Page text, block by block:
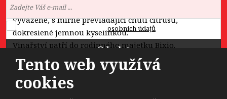
pomelo, s podtóny květů kosatce. V chuti je víno
vyvážené, s mírně převládající chutí citrusů,
dokreslené jemnou kyselinkou.
Vinařství patří do rodinného majetku Bixio.
Souhlasím se zpracovánímosobních údajů
Odeslat
Formulář
se
nepodařilo
Tento web využívá
cookies